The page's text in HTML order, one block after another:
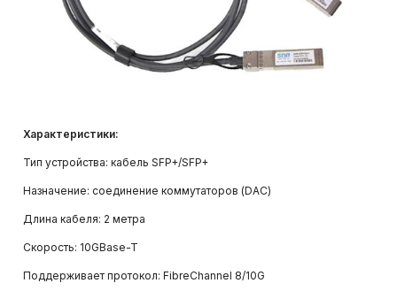
Характеристики:
Тип устройства: кабель SFP+/SFP+
Назначение: соединение коммутаторов (DAC)
Длина кабеля: 2 метра
Скорость: 10GBase-T
Поддерживает протокол: FibreChannel 8/10G
Системы контроля и управления
доступом (СКУД)